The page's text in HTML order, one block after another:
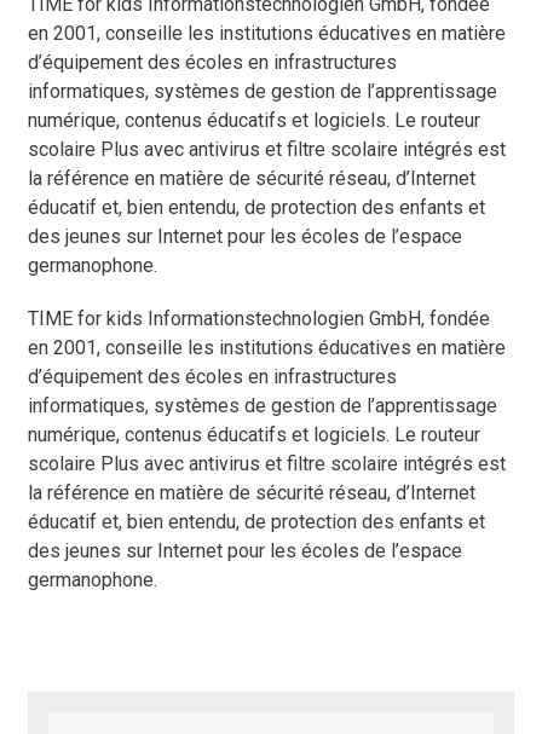
en 2001, conseille les institutions éducatives en matière
d’équipement des écoles en infrastructures
informatiques, systèmes de gestion de l’apprentissage
numérique, contenus éducatifs et logiciels. Le routeur
scolaire Plus avec antivirus et filtre scolaire intégrés est
la référence en matière de sécurité réseau, d’Internet
éducatif et, bien entendu, de protection des enfants et
des jeunes sur Internet pour les écoles de l’espace
germanophone.
TIME for kids Informationstechnologien GmbH, fondée
en 2001, conseille les institutions éducatives en matière
d’équipement des écoles en infrastructures
informatiques, systèmes de gestion de l’apprentissage
numérique, contenus éducatifs et logiciels. Le routeur
scolaire Plus avec antivirus et filtre scolaire intégrés est
la référence en matière de sécurité réseau, d’Internet
éducatif et, bien entendu, de protection des enfants et
des jeunes sur Internet pour les écoles de l’espace
germanophone.